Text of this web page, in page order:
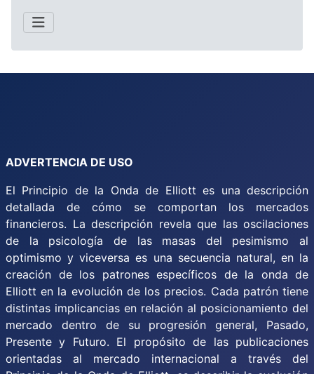
ADVERTENCIA DE USO
El Principio de la Onda de Elliott es una descripción
detallada de cómo se comportan los mercados
financieros. La descripción revela que las oscilaciones
de la psicología de las masas del pesimismo al
optimismo y viceversa es una secuencia natural, en la
creación de los patrones específicos de la onda de
Elliott en la evolución de los precios. Cada patrón tiene
distintas implicancias en relación al posicionamiento del
mercado dentro de su progresión general, Pasado,
Presente y Futuro. El propósito de las publicaciones
orientadas al mercado internacional a través del